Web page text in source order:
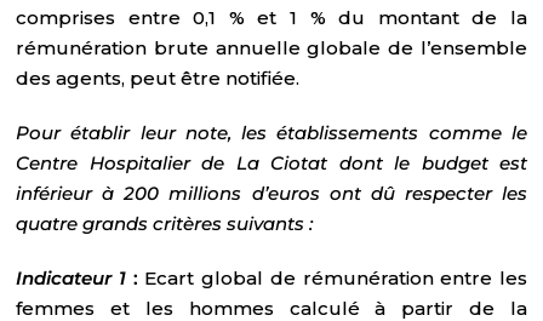
comprises entre 0,1 % et 1 % du montant de la
rémunération brute annuelle globale de l’ensemble
des agents, peut être notifiée.
Pour établir leur note, les établissements comme le
Centre Hospitalier de La Ciotat dont le budget est
inférieur à 200 millions d’euros ont dû respecter les
quatre grands critères suivants :
Indicateur 1: Ecart global de rémunération entre les
femmes et les hommes calculé à partir de la